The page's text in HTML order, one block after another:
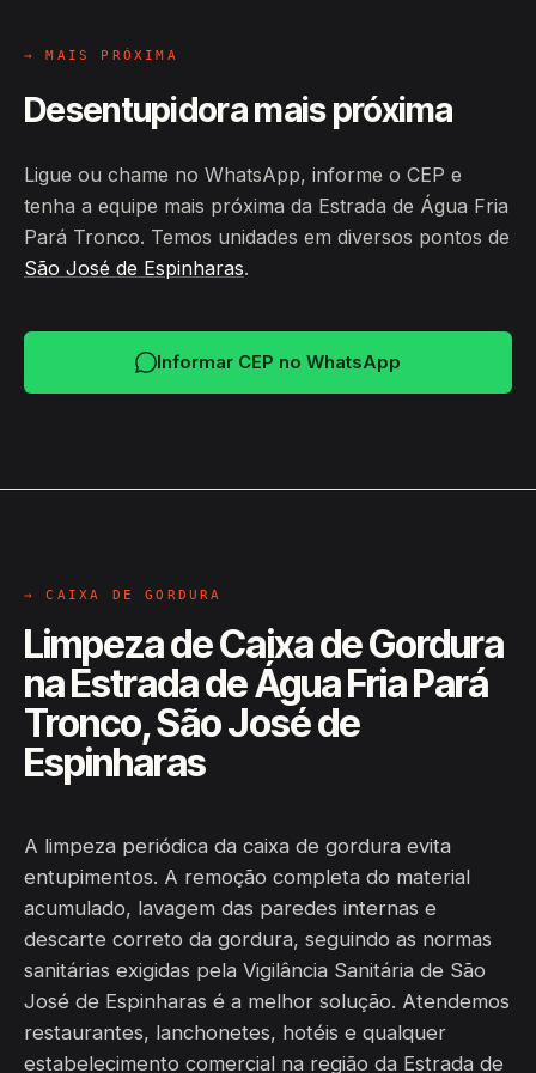
→ MAIS PRÓXIMA
Desentupidora mais próxima
Ligue ou chame no WhatsApp, informe o CEP e
tenha a equipe mais próxima da Estrada de Água Fria
Pará Tronco. Temos unidades em diversos pontos de
São José de Espinharas.
Informar CEP no WhatsApp
→ CAIXA DE GORDURA
Limpeza de Caixa de Gordura
na Estrada de Água Fria Pará
Tronco, São José de
Espinharas
A limpeza periódica da caixa de gordura evita
entupimentos. A remoção completa do material
acumulado, lavagem das paredes internas e
descarte correto da gordura, seguindo as normas
sanitárias exigidas pela Vigilância Sanitária de São
José de Espinharas é a melhor solução. Atendemos
restaurantes, lanchonetes, hotéis e qualquer
estabelecimento comercial na região da Estrada de